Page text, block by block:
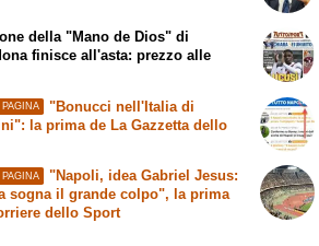
della "Mano de Dios" di
finisce all'asta: prezzo alle
"Bonucci nell'Italia di
la prima de La Gazzetta dello
"Napoli, idea Gabriel Jesus:
sogna il grande colpo", la prima
dello Sport